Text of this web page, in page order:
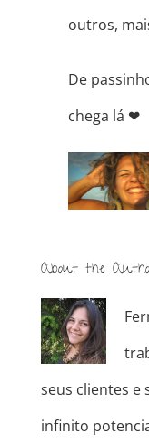
outros,
De
chega lá ❤
About the
seus clientes e
infinito